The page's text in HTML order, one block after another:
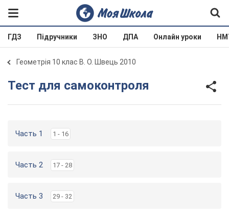
ГДЗ Підручники ЗНО ДПА Онлайн уроки
Геометрія 10 клас В. О. Швець 2010
Тест для самоконтроля
Часть 1 1 - 16
Часть 2 17 - 28
Часть 3 29 - 32